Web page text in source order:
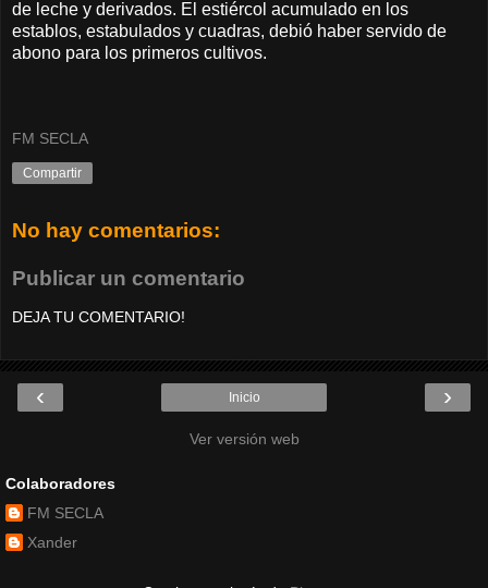
de leche y derivados. El estiércol acumulado en los
establos, estabulados y cuadras, debió haber servido de
abono para los primeros cultivos.
FM SECLA
Compartir
No hay comentarios:
Publicar un comentario
DEJA TU COMENTARIO!
‹ ›
Inicio
Ver versión web
Colaboradores
FM SECLA
Xander